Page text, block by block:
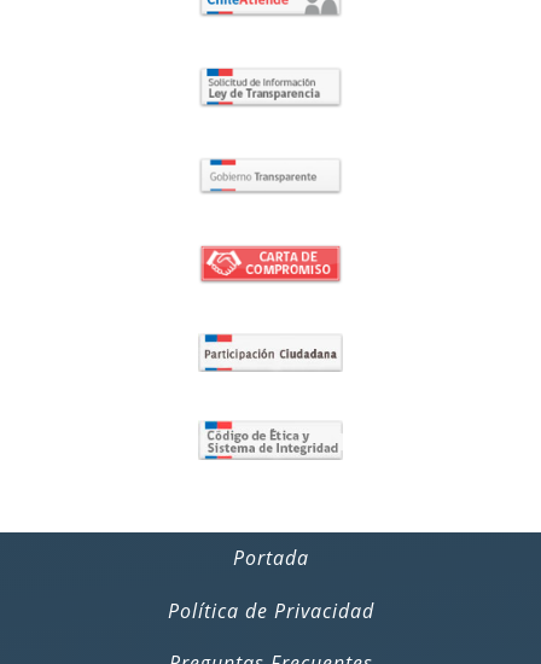
Portada
Política de Privacidad